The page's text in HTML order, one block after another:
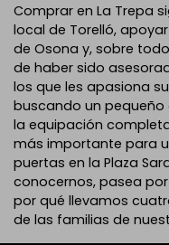
Comprar en La Trepa
local de Torelló,
de Osona y, sobre
de haber sido
los que les apasiona
buscando un pequeño
la equipación
más importante para
puertas en la Plaza
conocernos, pasea
por qué llevamos
de las familias de